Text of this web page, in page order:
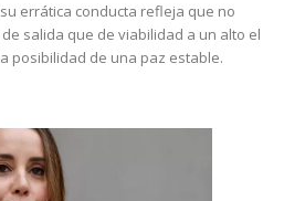
errática conducta refleja que no
salida que de viabilidad a un alto el
posibilidad de una paz estable.